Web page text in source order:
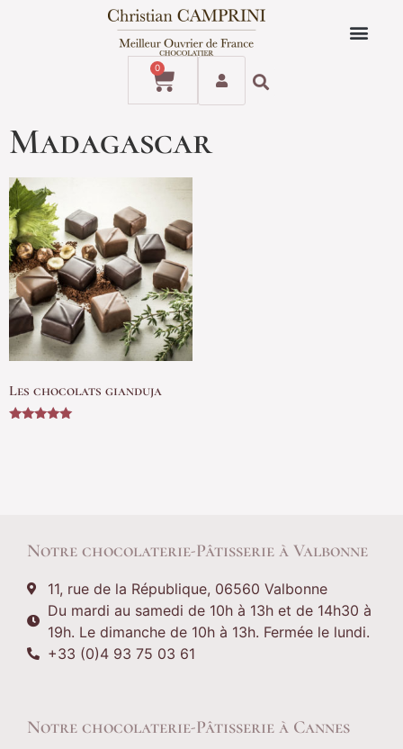
0
Madagascar
Les chocolats gianduja
Notre chocolaterie-Pâtisserie à Valbonne
11, rue de la République, 06560 Valbonne
Du mardi au samedi de 10h à 13h et de 14h30 à
19h. Le dimanche de 10h à 13h. Fermée le lundi.
+33 (0)4 93 75 03 61
Notre chocolaterie-Pâtisserie à Cannes